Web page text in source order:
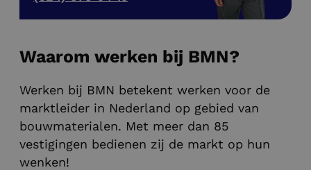
Waarom werken bij BMN?
Werken bij BMN betekent werken voor de
marktleider in Nederland op gebied van
bouwmaterialen. Met meer dan 85
vestigingen bedienen zij de markt op hun
wenken!